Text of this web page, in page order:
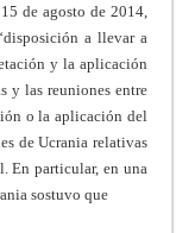
de agosto de 2014,
a llevar a
y la aplicación
y las reuniones entre
o la aplicación del
de Ucrania relativas
En particular, en una
sostuvo que